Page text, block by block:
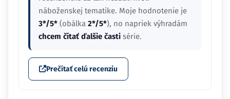
náboženskej tematike. Moje hodnotenie je
3*/5* (obálka 2*/5*), no napriek výhradám
chcem čítať ďalšie časti série.
Prečítať celú recenziu